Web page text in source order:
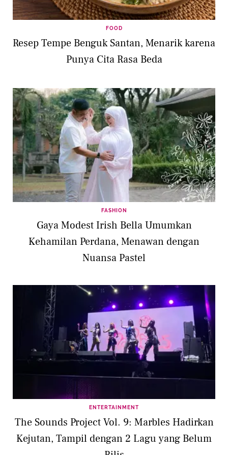
FOOD
Resep Tempe Benguk Santan, Menarik karena
Punya Cita Rasa Beda
FASHION
Gaya Modest Irish Bella Umumkan
Kehamilan Perdana, Menawan dengan
Nuansa Pastel
ENTERTAINMENT
The Sounds Project Vol. 9: Marbles Hadirkan
Kejutan, Tampil dengan 2 Lagu yang Belum